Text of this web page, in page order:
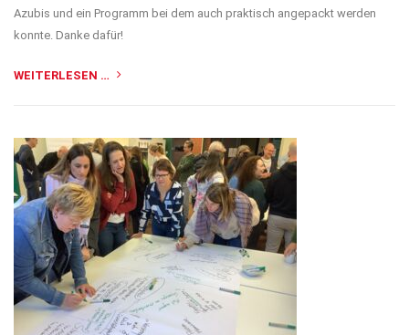
Azubis und ein Programm bei dem auch praktisch angepackt werden
konnte. Danke dafür!
WEITERLESEN …